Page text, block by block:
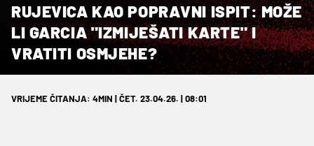
RUJEVICA KAO POPRAVNI ISPIT: MOŽE
LI GARCIA "IZMIJEŠATI KARTE" I
VRATITI OSMJEHE?
VRIJEME ČITANJA: 4MIN | ČET. 23.04.26. | 08:01